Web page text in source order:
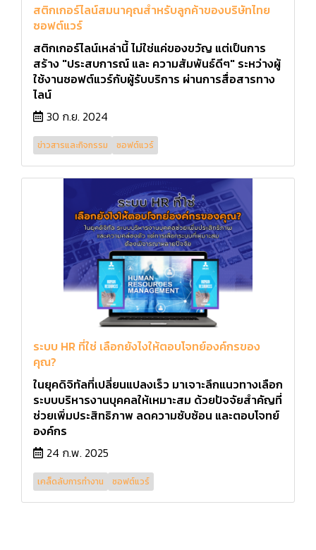
สติกเกอร์ไลน์สมนาคุณสำหรับลูกค้าของบริษัทไทย
ซอฟต์แวร์
สติกเกอร์ไลน์เหล่านี้ ไม่ใช่แค่ของขวัญ แต่เป็นการ
สร้าง "ประสบการณ์ และ ความสัมพันธ์ดีๆ" ระหว่างผู้
ใช้งานซอฟต์แวร์กับผู้รับบริการ ผ่านการสื่อสารทาง
ไลน์
30 ก.ย. 2024
ข่าวสารและกิจกรรม ซอฟต์แวร์
ระบบ HR ที่ใช่ เลือกยังไงให้ตอบโจทย์องค์กรของ
คุณ?
ในยุคดิจิทัลที่เปลี่ยนแปลงเร็ว มาเจาะลึกแนวทางเลือก
ระบบบริหารงานบุคคลให้เหมาะสม ด้วยปัจจัยสำคัญที่
ช่วยเพิ่มประสิทธิภาพ ลดความซับซ้อน และตอบโจทย์
องค์กร
24 ก.พ. 2025
เคล็ดลับการทำงาน ซอฟต์แวร์